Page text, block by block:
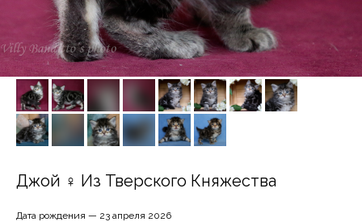
Джой ♀ Из Тверского Княжества
Дата рождения — 23 апреля 2026